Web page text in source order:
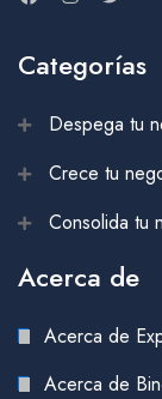
Categorías
Despega tu
Crece tu
Consolida tu
Acerca de
Acerca de
Acerca de